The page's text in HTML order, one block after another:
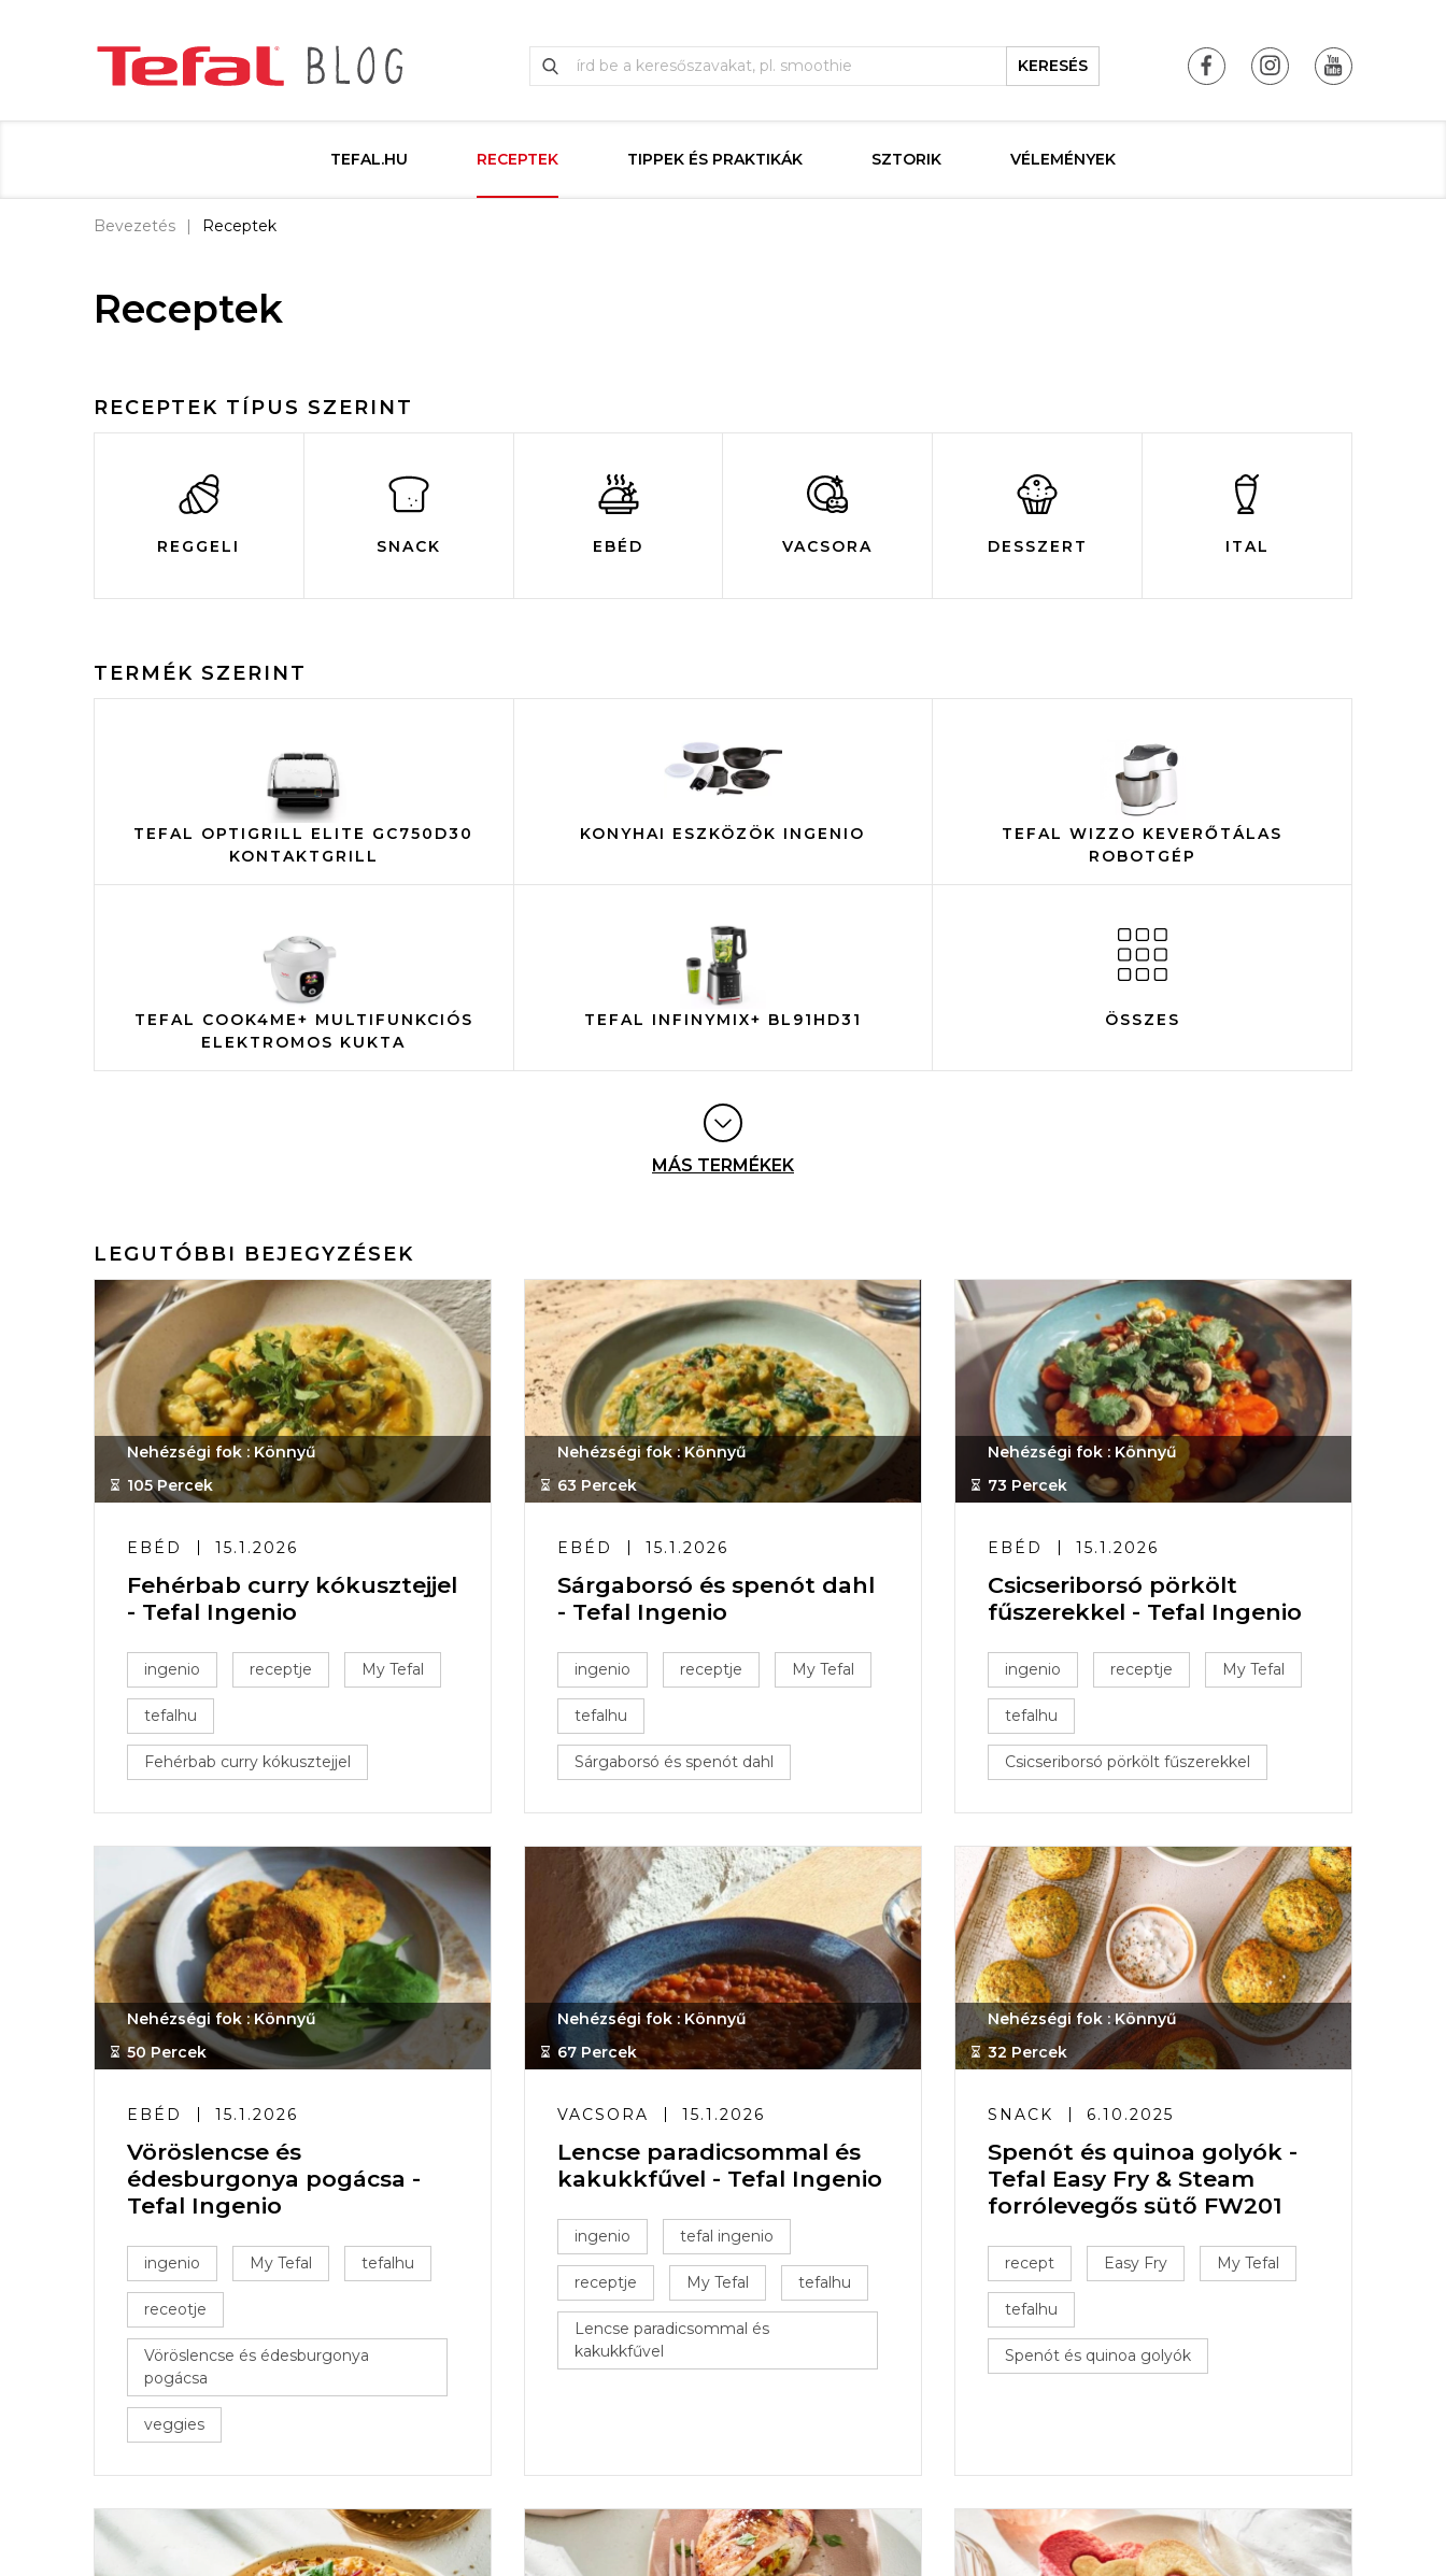
KERESÉS
TEFAL.HU RECEPTEK TIPPEK ÉS PRAKTIKÁK SZTORIK VÉLEMÉNYEK
Bevezetés Receptek
Receptek
RECEPTEK TÍPUS SZERINT
REGGELI SNACK EBÉD VACSORA DESSZERT ITAL
TERMÉK SZERINT
TEFAL OPTIGRILL ELITE GC750D30
KONTAKTGRILL
KONYHAI ESZKÖZÖK INGENIO
TEFAL WIZZO KEVERŐTÁLAS
ROBOTGÉP
TEFAL COOK4ME+ MULTIFUNKCIÓS
ELEKTROMOS KUKTA
TEFAL INFINYMIX+ BL91HD31 ÖSSZES
MÁS TERMÉKEK
LEGUTÓBBI BEJEGYZÉSEK
Nehézségi fok : Könnyű
105 Percek
EBÉD 15.1.2026
Fehérbab curry kókusztejjel
- Tefal Ingenio
ingenio receptje My Tefal
tefalhu
Fehérbab curry kókusztejjel
Nehézségi fok : Könnyű
63 Percek
EBÉD 15.1.2026
Sárgaborsó és spenót dahl
- Tefal Ingenio
ingenio receptje My Tefal
tefalhu
Sárgaborsó és spenót dahl
Nehézségi fok : Könnyű
73 Percek
EBÉD 15.1.2026
Csicseriborsó pörkölt
fűszerekkel - Tefal Ingenio
ingenio receptje My Tefal
tefalhu
Csicseriborsó pörkölt fűszerekkel
Nehézségi fok : Könnyű
50 Percek
EBÉD 15.1.2026
Vöröslencse és
édesburgonya pogácsa -
Tefal Ingenio
ingenio My Tefal tefalhu
receotje
Vöröslencse és édesburgonya
pogácsa
veggies
Nehézségi fok : Könnyű
67 Percek
VACSORA 15.1.2026
Lencse paradicsommal és
kakukkfűvel - Tefal Ingenio
ingenio tefal ingenio
receptje My Tefal tefalhu
Lencse paradicsommal és
kakukkfűvel
Nehézségi fok : Könnyű
32 Percek
SNACK 6.10.2025
Spenót és quinoa golyók -
Tefal Easy Fry & Steam
forrólevegős sütő FW201
recept Easy Fry My Tefal
tefalhu
Spenót és quinoa golyók